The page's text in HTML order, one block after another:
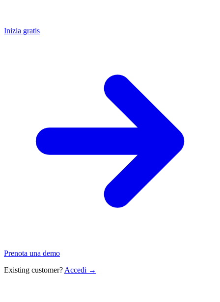
Inizia gratis
Prenota una demo
Existing customer? Accedi →